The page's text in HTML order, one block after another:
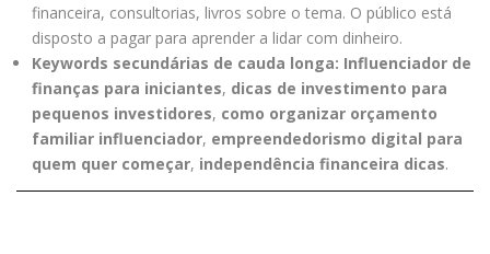
financeira, consultorias, livros sobre o tema. O público está
disposto a pagar para aprender a lidar com dinheiro.
Keywords secundárias de cauda longa: Influenciador de
finanças para iniciantes, dicas de investimento para
pequenos investidores, como organizar orçamento
familiar influenciador, empreendedorismo digital para
quem quer começar, independência financeira dicas.